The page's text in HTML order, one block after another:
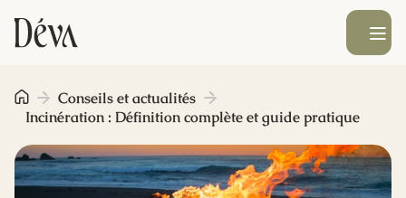
Obsèques
Prévoyance
Ouvrir le
Conseils et actualités
Incinération : Définition complète et guide pratique